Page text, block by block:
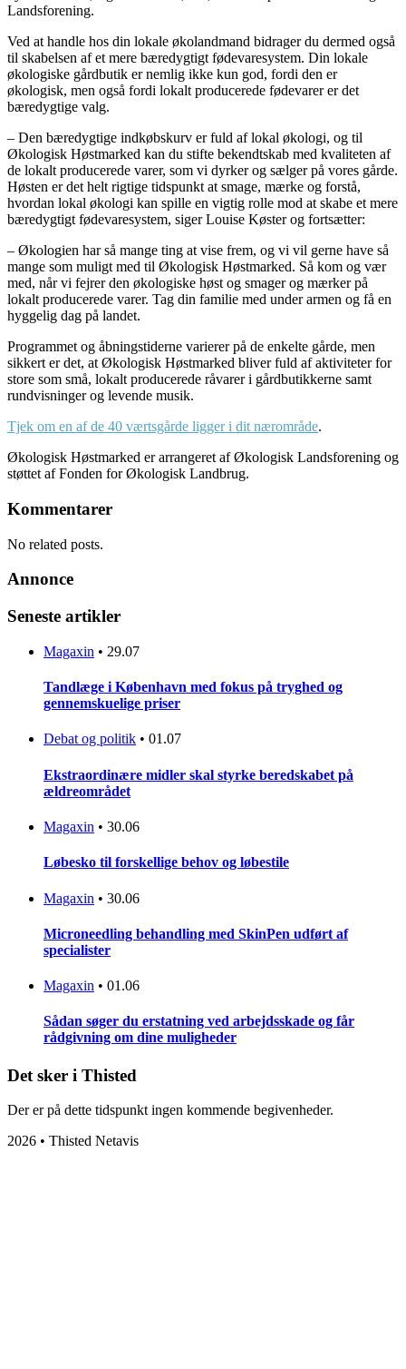
Landsforening.
Ved at handle hos din lokale økolandmand bidrager du dermed også
til skabelsen af et mere bæredygtigt fødevaresystem. Din lokale
økologiske gårdbutik er nemlig ikke kun god, fordi den er
økologisk, men også fordi lokalt producerede fødevarer er det
bæredygtige valg.
– Den bæredygtige indkøbskurv er fuld af lokal økologi, og til
Økologisk Høstmarked kan du stifte bekendtskab med kvaliteten af
de lokalt producerede varer, som vi dyrker og sælger på vores gårde.
Høsten er det helt rigtige tidspunkt at smage, mærke og forstå,
hvordan lokal økologi kan spille en vigtig rolle mod at skabe et mere
bæredygtigt fødevaresystem, siger Louise Køster og fortsætter:
– Økologien har så mange ting at vise frem, og vi vil gerne have så
mange som muligt med til Økologisk Høstmarked. Så kom og vær
med, når vi fejrer den økologiske høst og smager og mærker på
lokalt producerede varer. Tag din familie med under armen og få en
hyggelig dag på landet.
Programmet og åbningstiderne varierer på de enkelte gårde, men
sikkert er det, at Økologisk Høstmarked bliver fuld af aktiviteter for
store som små, lokalt producerede råvarer i gårdbutikkerne samt
rundvisninger og levende musik.
Tjek om en af de 40 værtsgårde ligger i dit nærområde.
Økologisk Høstmarked er arrangeret af Økologisk Landsforening og
støttet af Fonden for Økologisk Landbrug.
Kommentarer
No related posts.
Annonce
Seneste artikler
Magaxin • 29.07
Tandlæge i København med fokus på tryghed og
gennemskuelige priser
Debat og politik • 01.07
Ekstraordinære midler skal styrke beredskabet på
ældreområdet
Magaxin • 30.06
Løbesko til forskellige behov og løbestile
Magaxin • 30.06
Microneedling behandling med SkinPen udført af
specialister
Magaxin • 01.06
Sådan søger du erstatning ved arbejdsskade og får
rådgivning om dine muligheder
Det sker i Thisted
Der er på dette tidspunkt ingen kommende begivenheder.
2026 • Thisted Netavis